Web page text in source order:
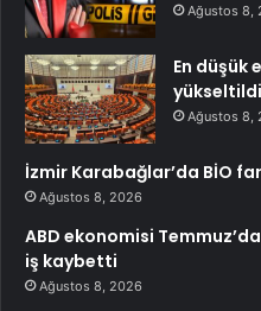
Ağustos 8,
En düşük
yükseltildi
Ağustos 8,
İzmir Karabağlar’da BİO
Ağustos 8, 2026
ABD ekonomisi
iş kaybetti
Ağustos 8, 2026